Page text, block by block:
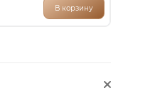
В корзину